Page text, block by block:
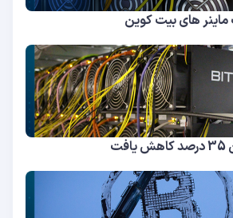
های بیت کوین